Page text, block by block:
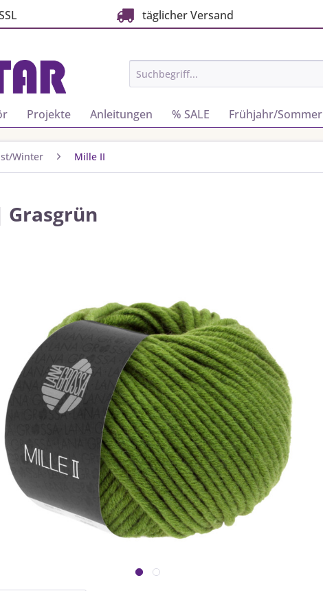
täglicher Versand
Projekte Anleitungen % SALE Frühjahr/Sommer
Winter Mille II
Grasgrün